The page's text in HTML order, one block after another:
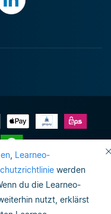
, Learneo-
werden
du die Learneo-
nutzt, erklärst
info